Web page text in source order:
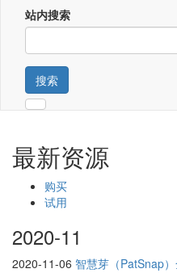
站内搜索
搜索
最新资源
购买
试用
2020-11
2020-11-06 智慧芽（PatSnap